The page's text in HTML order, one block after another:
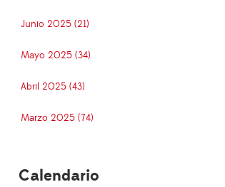
Junio 2025 (21)
Mayo 2025 (34)
Abril 2025 (43)
Marzo 2025 (74)
Calendario